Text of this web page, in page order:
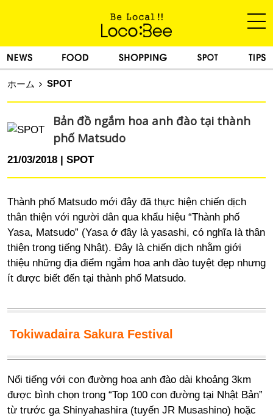
ホーム SPOT
Bản đồ ngắm hoa anh đào tại thành
phố Matsudo
21/03/2018 SPOT
Thành phố Matsudo mới đây đã thực hiện chiến dịch
thân thiện với người dân qua khẩu hiệu “Thành phố
Yasa, Matsudo” (Yasa ở đây là yasashi, có nghĩa là thân
thiện trong tiếng Nhật). Đây là chiến dịch nhằm giới
thiệu những địa điểm ngắm hoa anh đào tuyệt đẹp nhưng
ít được biết đến tại thành phố Matsudo.
Tokiwadaira Sakura Festival
Nổi tiếng với con đường hoa anh đào dài khoảng 3km
được bình chọn trong “Top 100 con đường tại Nhật Bản”
từ trước ga Shinyahashira (tuyến JR Musashino) hoặc